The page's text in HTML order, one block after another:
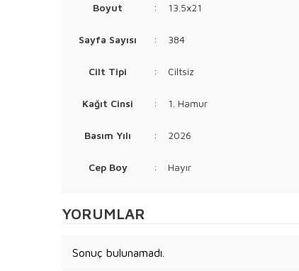
Boyut : 13.5x21
Sayfa Sayısı : 384
Cilt Tipi : Ciltsiz
Kağıt Cinsi : 1. Hamur
Basım Yılı : 2026
Cep Boy : Hayır
YORUMLAR
Sonuç bulunamadı.